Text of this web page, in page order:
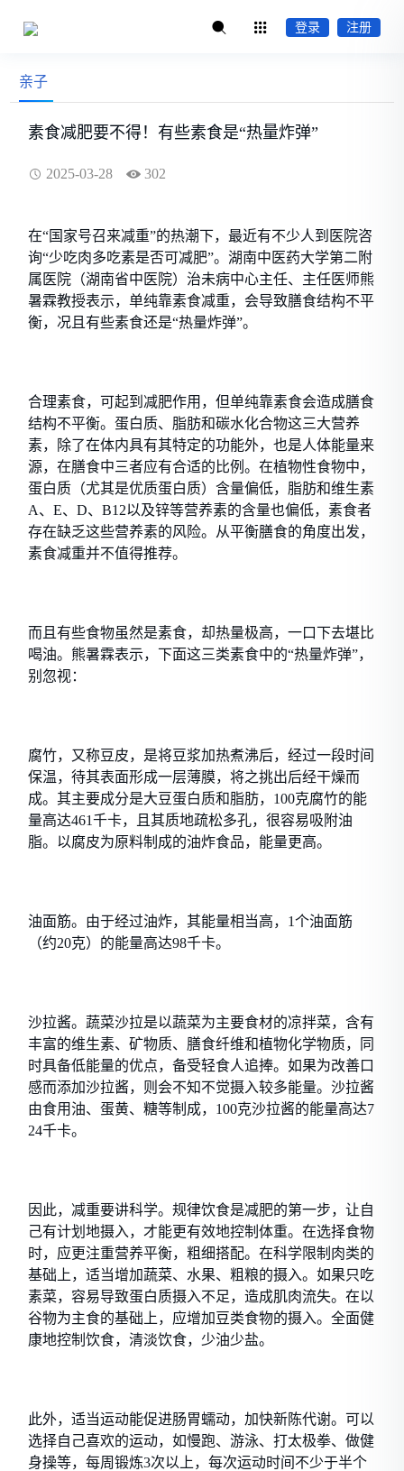
登录 注册
亲子
素食减肥要不得！有些素食是“热量炸弹”
2025-03-28 302
在“国家号召来减重”的热潮下，最近有不少人到医院咨
询“少吃肉多吃素是否可减肥”。湖南中医药大学第二附
属医院（湖南省中医院）治未病中心主任、主任医师熊
暑霖教授表示，单纯靠素食减重，会导致膳食结构不平
衡，况且有些素食还是“热量炸弹”。
合理素食，可起到减肥作用，但单纯靠素食会造成膳食
结构不平衡。蛋白质、脂肪和碳水化合物这三大营养
素，除了在体内具有其特定的功能外，也是人体能量来
源，在膳食中三者应有合适的比例。在植物性食物中，
蛋白质（尤其是优质蛋白质）含量偏低，脂肪和维生素
A、E、D、B12以及锌等营养素的含量也偏低，素食者
存在缺乏这些营养素的风险。从平衡膳食的角度出发，
素食减重并不值得推荐。
而且有些食物虽然是素食，却热量极高，一口下去堪比
喝油。熊暑霖表示，下面这三类素食中的“热量炸弹”，
别忽视：
腐竹，又称豆皮，是将豆浆加热煮沸后，经过一段时间
保温，待其表面形成一层薄膜，将之挑出后经干燥而
成。其主要成分是大豆蛋白质和脂肪，100克腐竹的能
量高达461千卡，且其质地疏松多孔，很容易吸附油
脂。以腐皮为原料制成的油炸食品，能量更高。
油面筋。由于经过油炸，其能量相当高，1个油面筋
（约20克）的能量高达98千卡。
沙拉酱。蔬菜沙拉是以蔬菜为主要食材的凉拌菜，含有
丰富的维生素、矿物质、膳食纤维和植物化学物质，同
时具备低能量的优点，备受轻食人追捧。如果为改善口
感而添加沙拉酱，则会不知不觉摄入较多能量。沙拉酱
由食用油、蛋黄、糖等制成，100克沙拉酱的能量高达7
24千卡。
因此，减重要讲科学。规律饮食是减肥的第一步，让自
己有计划地摄入，才能更有效地控制体重。在选择食物
时，应更注重营养平衡，粗细搭配。在科学限制肉类的
基础上，适当增加蔬菜、水果、粗粮的摄入。如果只吃
素菜，容易导致蛋白质摄入不足，造成肌肉流失。在以
谷物为主食的基础上，应增加豆类食物的摄入。全面健
康地控制饮食，清淡饮食，少油少盐。
此外，适当运动能促进肠胃蠕动，加快新陈代谢。可以
选择自己喜欢的运动，如慢跑、游泳、打太极拳、做健
身操等，每周锻炼3次以上，每次运动时间不少于半个